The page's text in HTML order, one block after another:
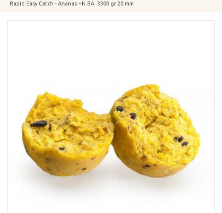
Rapid Easy Catch - Ananas +N.BA. 3300 gr 20 mm